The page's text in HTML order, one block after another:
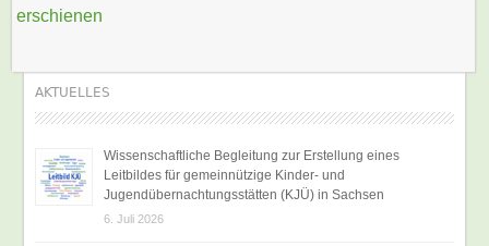
erschienen
AKTUELLES
Wissenschaftliche Begleitung zur Erstellung eines
Leitbildes für gemeinnützige Kinder- und
Jugendübernachtungsstätten (KJÜ) in Sachsen
6. Juli 2026